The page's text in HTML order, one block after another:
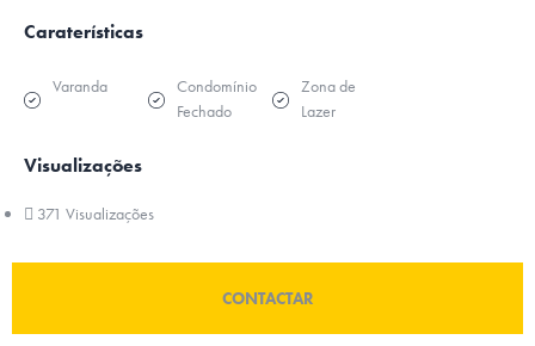
Caraterísticas
Varanda
Condomínio
Fechado
Zona de
Lazer
Visualizações
371 Visualizações
CONTACTAR